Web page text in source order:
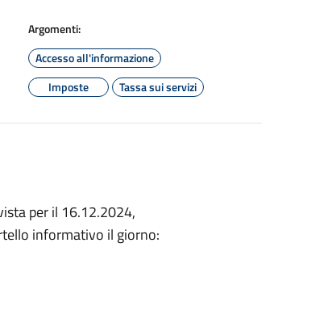
Argomenti:
Accesso all'informazione
Imposte
Tassa sui servizi
per il 16.12.2024,
informativo il giorno: